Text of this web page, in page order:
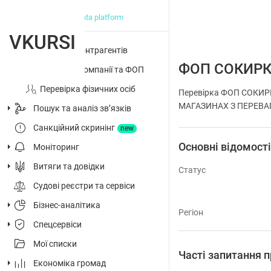
big data platform
Перевірка контрагентів
Досьє на компанії та ФОП
Перевірка фізичних осіб
Пошук та аналіз звʼязків
Санкційний скринінг
new
Моніторинг
Витяги та довідки
Судові реєстри та сервіси
Бізнес-аналітика
Спецсервіси
Мої списки
Економіка громад
ФОП
Перевірка ФОП
МАГАЗИНАХ З
Основні
Статус
Регіон
Часті
VKURSI